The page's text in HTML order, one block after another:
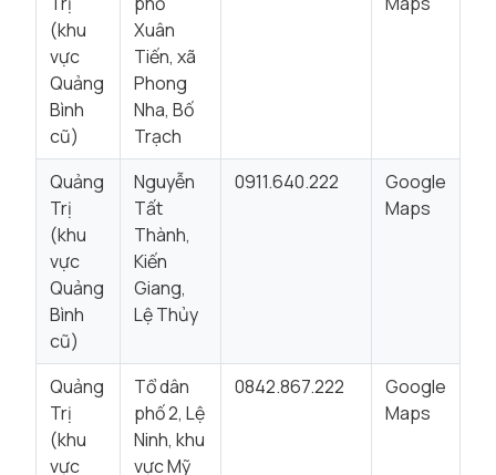
(khu
vực
Quảng
Bình
cũ)
Xuân
Tiến, xã
Phong
Nha, Bố
Trạch
Quảng
Trị
(khu
vực
Quảng
Bình
cũ)
Nguyễn
Tất
Thành,
Kiến
Giang,
Lệ Thủy
0911.640.222
Google
Maps
Quảng
Trị
(khu
vực
Tổ dân
phố 2, Lệ
Ninh, khu
vực Mỹ
0842.867.222
Google
Maps